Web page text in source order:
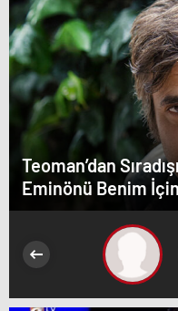
Teoman’dan
Eminönü Benim